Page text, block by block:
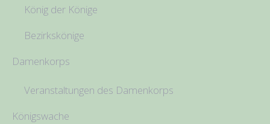
König der Könige
Bezirkskönige
Damenkorps
Veranstaltungen des Damenkorps
Königswache